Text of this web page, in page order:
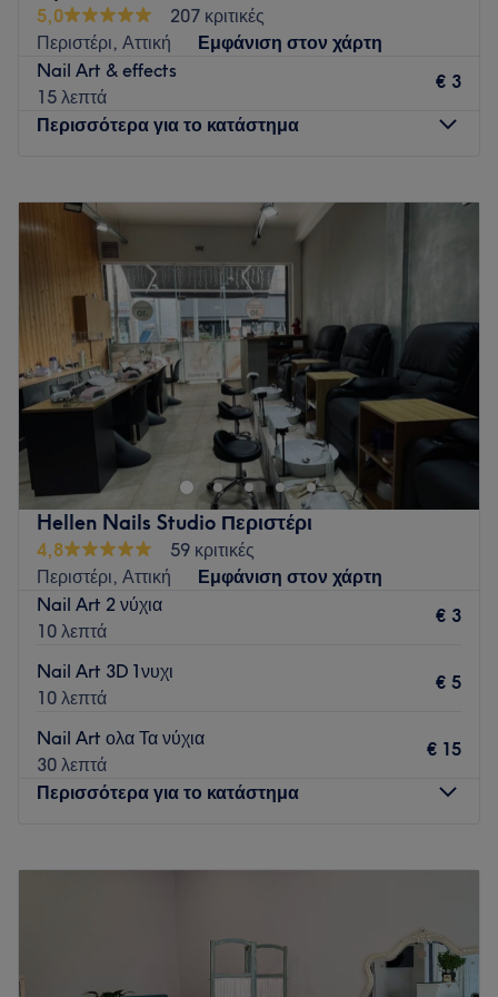
5,0
207 κριτικές
Περιστέρι, Αττική
Εμφάνιση στον χάρτη
Nail Art & effects
15 λεπτά
€ 3
Περισσότερα για το κατάστημα
Τρίτη
Τετάρτη
Πέμπτη
Παρασκευή
Σάββατο
09:00–16:00
Κυριακή
Κλειστό
Ενας όμορφος χώρος δημιουργήθηκε για να σας προσφέρει
υπηρεσίες ομορφιάς , μανικιούρ-πεντικιούρ
,ονυχοπλαστική, αποτρίχωση με κερί , αποτρίχωση με IPL
τελευταίας γενιάς, extension βλεφαρίδας και tattoo φρυδιών
(τρίχα τρίχα) και αισθητική προσώπου και σώματος.
Επισκεφτείτε μας και αφήστε μας να σας περιποιηθούμε και
να σας χαλαρώσουμε όπως μόνο εμείς ξέρουμε!!!
Hellen Nails Studio Περιστέρι
4,8
59 κριτικές
Περιστέρι, Αττική
Εμφάνιση στον χάρτη
Nail Art 2 νύχια
10 λεπτά
€ 3
Nail Art 3D 1νυχι
10 λεπτά
€ 5
Nail Art ολα Τα νύχια
30 λεπτά
€ 15
Περισσότερα για το κατάστημα
21:00
09:00 –21:00
Σάββατο
09:00 17:00